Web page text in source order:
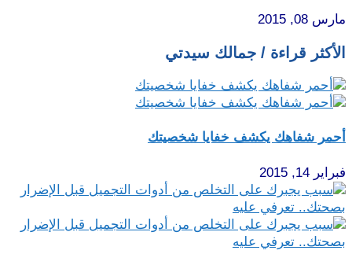
مارس 08, 2015
الأكثر قراءة / جمالك سيدتي
أحمر شفاهك يكشف خفايا شخصيتك
فبراير 14, 2015